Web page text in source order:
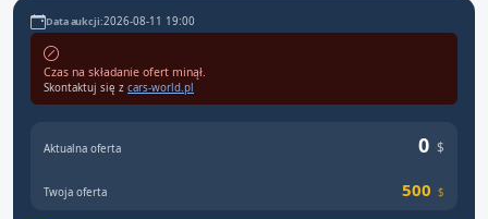
Data aukcji:2026-08-11 19:00
Czas na składanie ofert minął.
Skontaktuj się z cars-world.pl
Aktualna oferta 0 $
Twoja oferta 500 $